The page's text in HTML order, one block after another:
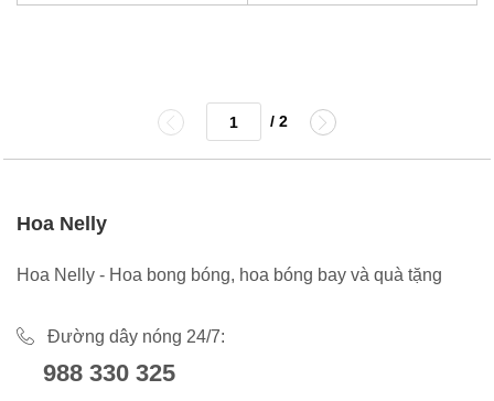
/ 2
Hoa Nelly
Hoa Nelly - Hoa bong bóng, hoa bóng bay và quà tặng
Đường dây nóng 24/7:
988 330 325